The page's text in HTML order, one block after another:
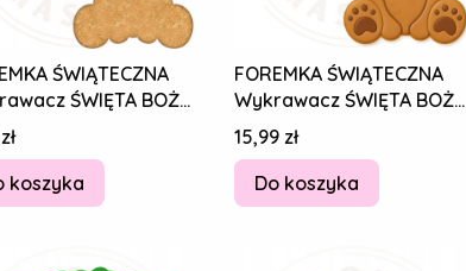
ŚWIĄTECZNA
ŚWIĘTA BOŻE
Miś
10cm
koszyka
FOREMKA ŚWIĄTECZNA
Wykrawacz ŚWIĘTA BOŻE
NARODZENIE Miś
Niedźwiadek 10cm
Cena
15,99 zł
Do koszyka